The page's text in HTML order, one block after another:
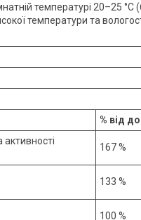
температурі 20–25 °C
температури та
% від
активності
167 %
133 %
100 %